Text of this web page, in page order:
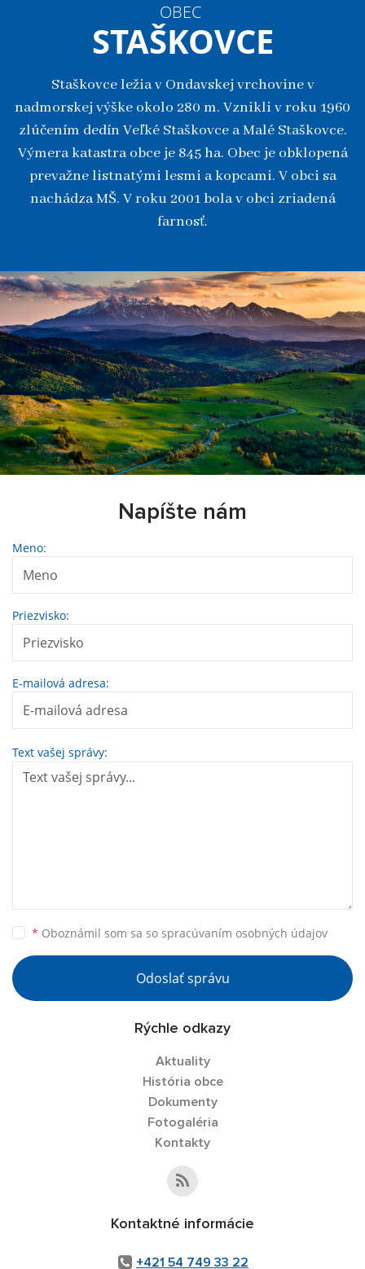
OBEC
STAŠKOVCE
Staškovce ležia v Ondavskej vrchovine v
nadmorskej výške okolo 280 m. Vznikli v roku 1960
zlúčením dedín Veľké Staškovce a Malé Staškovce.
Výmera katastra obce je 845 ha. Obec je obklopená
prevažne listnatými lesmi a kopcami. V obci sa
nachádza MŠ. V roku 2001 bola v obci zriadená
farnosť.
Napíšte nám
Meno:
Priezvisko:
E-mailová adresa:
Text vašej správy:
* Oboznámil som sa so spracúvaním osobných údajov
Odoslať správu
Rýchle odkazy
Aktuality
História obce
Dokumenty
Fotogaléria
Kontakty
Kontaktné informácie
+421 54 749 33 22